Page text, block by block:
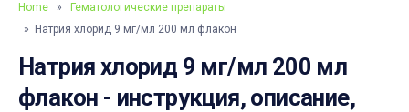
Home »
Гематологические препараты
» Натрия хлорид 9 мг/мл 200 мл флакон
Натрия хлорид 9 мг/мл 200 мл
флакон - инструкция, описание,